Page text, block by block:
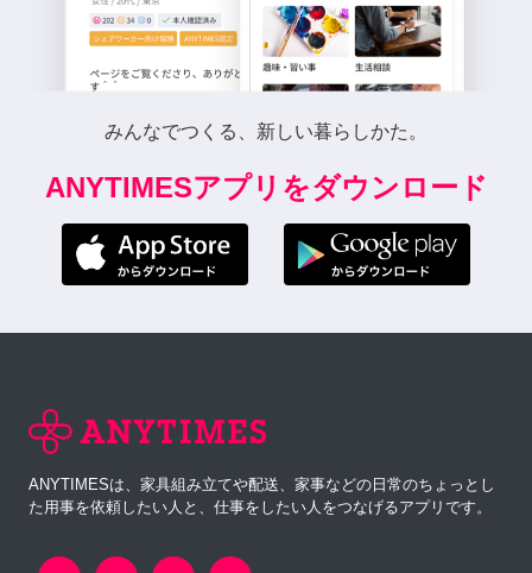
みんなでつくる、新しい暮らしかた。
ANYTIMESアプリをダウンロード
ANYTIMESは、家具組み立てや配送、家事などの日常のちょっとし
た用事を依頼したい人と、仕事をしたい人をつなげるアプリです。